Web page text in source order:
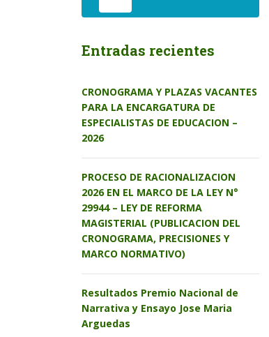
Entradas recientes
CRONOGRAMA Y PLAZAS VACANTES
PARA LA ENCARGATURA DE
ESPECIALISTAS DE EDUCACION –
2026
PROCESO DE RACIONALIZACION
2026 EN EL MARCO DE LA LEY N°
29944 – LEY DE REFORMA
MAGISTERIAL (PUBLICACION DEL
CRONOGRAMA, PRECISIONES Y
MARCO NORMATIVO)
Resultados Premio Nacional de
Narrativa y Ensayo Jose Maria
Arguedas